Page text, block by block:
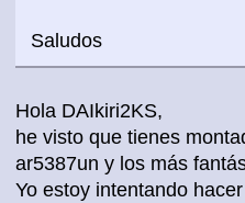
Saludos
Hola DAIkiri2KS,
he visto que tienes
ar5387un y los más
Yo estoy intentando